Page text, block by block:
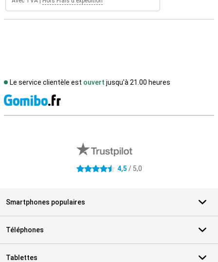
Le service clientèle est ouvert jusqu'à 21.00 heures
4.5 étoiles 4,5 / 5,0
Smartphones populaires
Téléphones
Tablettes